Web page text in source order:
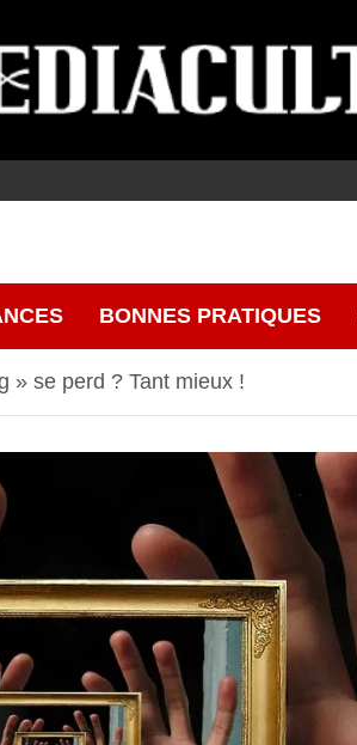
BONNES PRATIQUES
» se perd ? Tant mieux !